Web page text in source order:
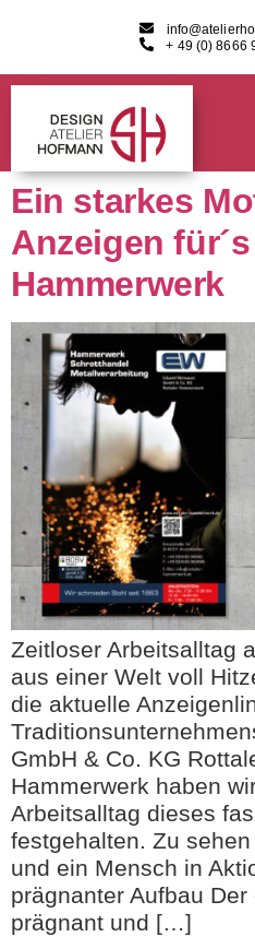
+ 49 (0) 8666
Ein starkes
Anzeigen
Hammerwerk
Zeitloser Arbeitsalltag
aus einer Welt voll
die aktuelle
GmbH & Co. KG
Hammerwerk haben
Arbeitsalltag dieses
festgehalten. Zu
und ein Mensch in
prägnanter Aufbau
prägnant und […]